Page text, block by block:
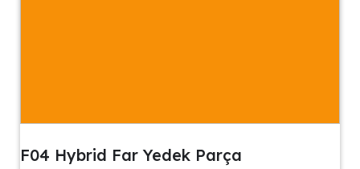
F04 Hybrid Far Yedek Parça